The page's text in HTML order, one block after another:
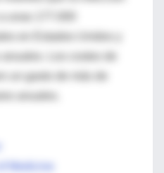
unas 177.000
un gasto de más de
Medicine